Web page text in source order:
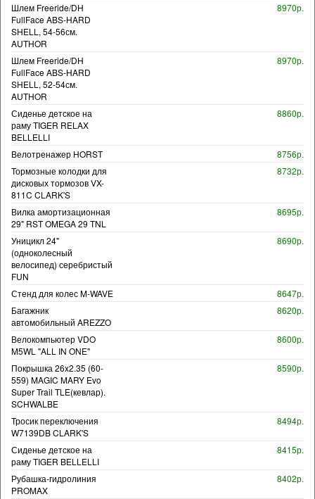
Шлем Freeride/DH
FullFace ABS-HARD
SHELL, 54-56см.
AUTHOR
8970р.
Шлем Freeride/DH
FullFace ABS-HARD
SHELL, 52-54см.
AUTHOR
8970р.
Сиденье детское на
раму TIGER RELAX
BELLELLI
8860р.
Велотренажер HORST
8756р.
Тормозные колодки для
дисковых тормозов VX-
811C CLARK'S
8732р.
Вилка амортизационная
29" RST OMEGA 29 TNL
8695р.
Уницикл 24"
(одноколесный
велосипед) серебристый
FUN
8690р.
Стенд для колес M-WAVE
8647р.
Багажник
автомобильный AREZZO
8620р.
Велокомпьютер VDO
M5WL "ALL IN ONE"
8600р.
Покрышка 26x2.35 (60-
559) MAGIC MARY Evo
Super Trail TLE(кевлар).
SCHWALBE
8590р.
Тросик переключения
W7139DB CLARK'S
8494р.
Сиденье детское на
раму TIGER BELLELLI
8415р.
Рубашка-гидролиния
PROMAX
8402р.